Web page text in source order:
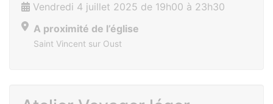
Vendredi 4 juillet 2025 de 19h00 à 23h30
A proximité de l’église
Saint Vincent sur Oust